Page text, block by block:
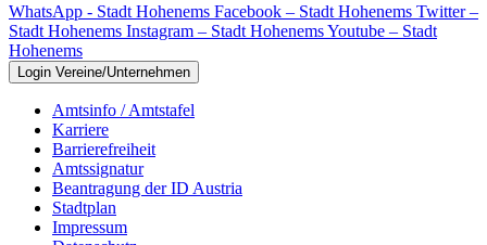
WhatsApp - Stadt Hohenems Facebook – Stadt Hohenems Twitter –
Stadt Hohenems Instagram – Stadt HohenemsYoutube – Stadt
Hohenems
Login Vereine/Unternehmen
Amtsinfo / Amtstafel
Karriere
Barrierefreiheit
Amtssignatur
Beantragung der ID Austria
Stadtplan
Impressum